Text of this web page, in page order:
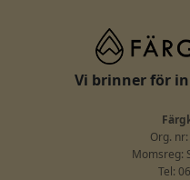
Vi brinner för
Org.
Momsreg:
Tel: